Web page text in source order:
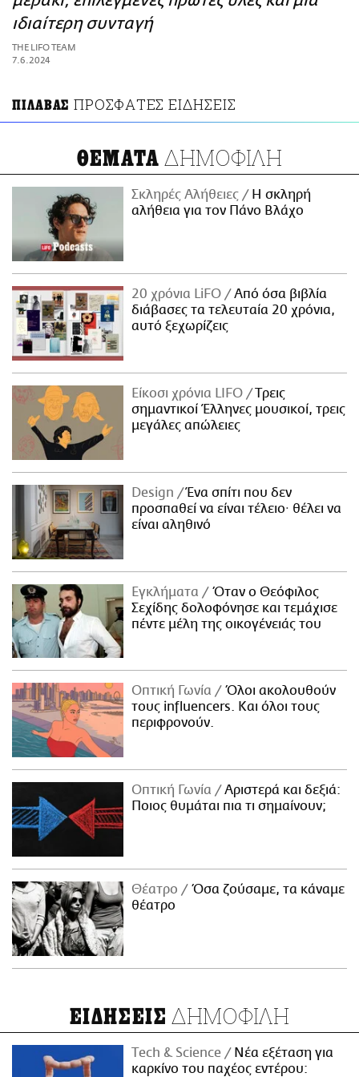
ΑΜΠΑ
PRINT
ιδιαίτερη συνταγή
THE LIFO TEAM
7.6.2024
ΠΙΛΑΒΑΣ ΠΡΟΣΦΑΤΕΣ ΕΙΔΗΣΕΙΣ
ΘΕΜΑΤΑ ΔΗΜΟΦΙΛΗ
Σκληρές Αλήθειες
H σκληρή
αλήθεια για τον Πάνο Βλάχο
20 χρόνια LiFO
Από όσα βιβλία
διάβασες τα τελευταία 20 χρόνια,
αυτό ξεχωρίζεις
Είκοσι χρόνια LIFO
Tρεις
σημαντικοί Έλληνες μουσικοί, τρεις
μεγάλες απώλειες
Design
Ένα σπίτι που δεν
προσπαθεί να είναι τέλειο· θέλει να
είναι αληθινό
Εγκλήματα
Όταν ο Θεόφιλος
Σεχίδης δολοφόνησε και τεμάχισε
πέντε μέλη της οικογένειάς του
Οπτική Γωνία
Όλοι ακολουθούν
τους influencers. Και όλοι τους
περιφρονούν.
Οπτική Γωνία
Αριστερά και δεξιά:
Ποιος θυμάται πια τι σημαίνουν;
Θέατρο
Όσα ζούσαμε, τα κάναμε
θέατρο
ΕΙΔΗΣΕΙΣ ΔΗΜΟΦΙΛΗ
Τech & Science
Νέα εξέταση για
καρκίνο του παχέος εντέρου: